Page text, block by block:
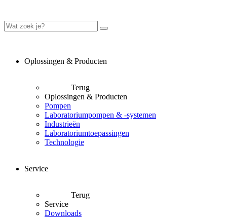
Oplossingen & Producten
Terug
Oplossingen & Producten
Pompen
Laboratoriumpompen & -systemen
Industrieën
Laboratoriumtoepassingen
Technologie
Service
Terug
Service
Downloads